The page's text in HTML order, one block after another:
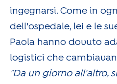
ingegnarsi. Come in
dell'ospedale, lei e le
Paola hanno dovuto
logistici che
"Da un giorno all'altro,